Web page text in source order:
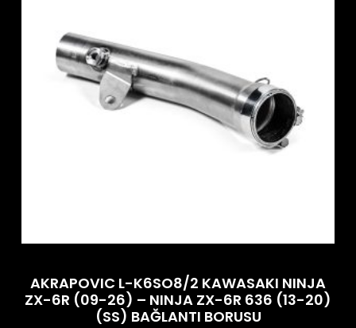
AKRAPOVIC L-K6SO8/2 KAWASAKI NINJA
ZX-6R (09-26) – NINJA ZX-6R 636 (13-20)
(SS) BAĞLANTI BORUSU